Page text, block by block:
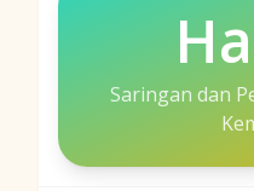
Saringan dan